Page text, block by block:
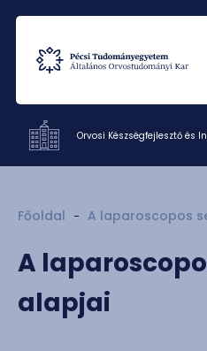
Tantárgykereső
Campus térkép
Kutatás
Munkatársak
Rólunk
Orvosi Készségfejlesztő és
Főoldal A laparoscopos
A
alapjai